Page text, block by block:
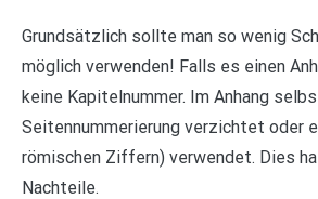
Grundsätzlich sollte man so wenig
möglich verwenden! Falls es einen
keine Kapitelnummer. Im Anhang
Seitennummerierung verzichtet oder
römischen Ziffern) verwendet. Dies
Nachteile.